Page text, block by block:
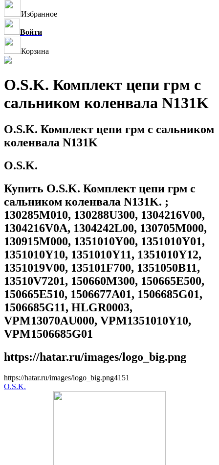
Избранное
Войти
Корзина
O.S.K. Комплект цепи грм с
сальником коленвала N131K
O.S.K. Комплект цепи грм с сальником
коленвала N131K
O.S.K.
Купить O.S.K. Комплект цепи грм с
сальником коленвала N131K. ;
130285M010, 130288U300, 1304216V00,
1304216V0A, 1304242L00, 130705M000,
130915M000, 1351010Y00, 1351010Y01,
1351010Y10, 1351010Y11, 1351010Y12,
1351019V00, 135101F700, 1351050B11,
13510V7201, 150660M300, 150665E500,
150665E510, 1506677A01, 1506685G01,
1506685G11, HLGR0003,
VPM13070AU000, VPM1351010Y10,
VPM1506685G01
https://hatar.ru/images/logo_big.png
https://hatar.ru/images/logo_big.png41 51
O.S.K.